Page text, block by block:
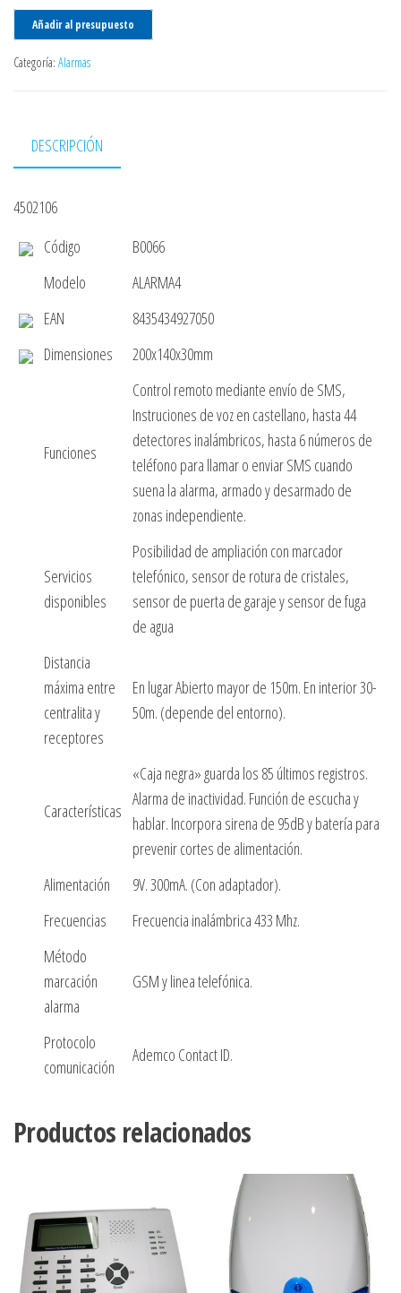
Añadir al presupuesto
Categoría: Alarmas
DESCRIPCIÓN
4502106
Código
B0066
Modelo
ALARMA4
EAN
8435434927050
Dimensiones
200x140x30mm
Funciones
Control remoto mediante envío de SMS,
Instruciones de voz en castellano, hasta 44
detectores inalámbricos, hasta 6 números de
teléfono para llamar o enviar SMS cuando
suena la alarma, armado y desarmado de
zonas independiente.
Servicios
disponibles
Posibilidad de ampliación con marcador
telefónico, sensor de rotura de cristales,
sensor de puerta de garaje y sensor de fuga
de agua
Distancia
máxima entre
centralita y
receptores
En lugar Abierto mayor de 150m. En interior 30-
50m. (depende del entorno).
Características
«Caja negra» guarda los 85 últimos registros.
Alarma de inactividad. Función de escucha y
hablar. Incorpora sirena de 95dB y batería para
prevenir cortes de alimentación.
Alimentación
9V. 300mA. (Con adaptador).
Frecuencias
Frecuencia inalámbrica 433 Mhz.
Método
marcación
alarma
GSM y linea telefónica.
Protocolo
comunicación
Ademco Contact ID.
Productos relacionados